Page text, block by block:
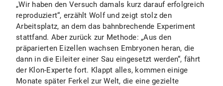
„Wir haben den Versuch damals kurz darauf erfolgreich
reproduziert“, erzählt Wolf und zeigt stolz den
Arbeitsplatz, an dem das bahnbrechende Experiment
stattfand. Aber zurück zur Methode: „Aus den
präparierten Eizellen wachsen Embryonen heran, die
dann in die Eileiter einer Sau eingesetzt werden“, fährt
der Klon-Experte fort. Klappt alles, kommen einige
Monate später Ferkel zur Welt, die eine gezielte